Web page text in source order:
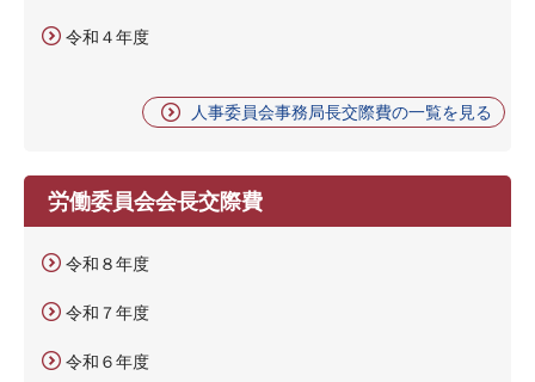
令和４年度
人事委員会事務局長交際費の一覧を見る
労働委員会会長交際費
令和８年度
令和７年度
令和６年度